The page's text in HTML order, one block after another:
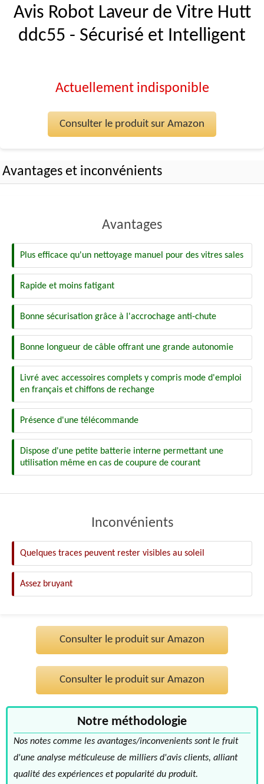
Avis Robot Laveur de Vitre Hutt
ddc55 - Sécurisé et Intelligent
Actuellement indisponible
Consulter le produit sur Amazon
Avantages et inconvénients
Avantages
Plus efficace qu'un nettoyage manuel pour des vitres sales
Rapide et moins fatigant
Bonne sécurisation grâce à l'accrochage anti-chute
Bonne longueur de câble offrant une grande autonomie
Livré avec accessoires complets y compris mode d'emploi
en français et chiffons de rechange
Présence d'une télécommande
Dispose d'une petite batterie interne permettant une
utilisation même en cas de coupure de courant
Inconvénients
Quelques traces peuvent rester visibles au soleil
Assez bruyant
Consulter le produit sur Amazon
Consulter le produit sur Amazon
Notre méthodologie
Nos notes comme les avantages/inconvenients sont le fruit
d'une analyse méticuleuse de milliers d'avis clients, alliant
qualité des expériences et popularité du produit.